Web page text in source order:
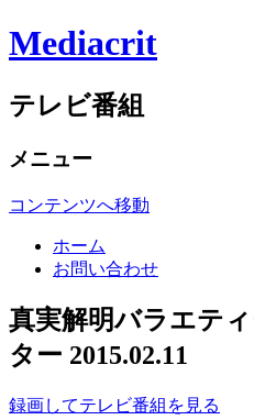
Mediacrit
テレビ番組
メニュー
コンテンツへ移動
ホーム
お問い合わせ
真実解明バラエテ
ター 2015.02.11
録画してテレビ番組を見る